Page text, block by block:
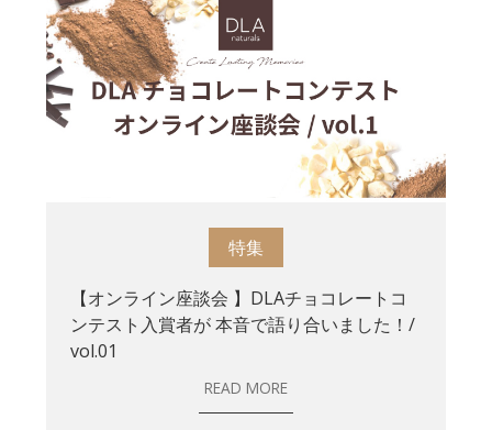
特集
【オンライン座談会 】DLAチョコレートコ
ンテスト入賞者が 本音で語り合いました！/
vol.01
READ MORE